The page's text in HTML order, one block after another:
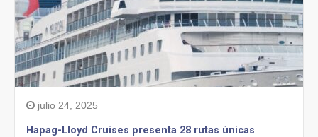
julio 24, 2025
Hapag-Lloyd Cruises presenta 28 rutas únicas